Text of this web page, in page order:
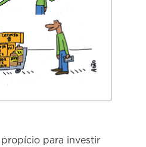
propício para investir